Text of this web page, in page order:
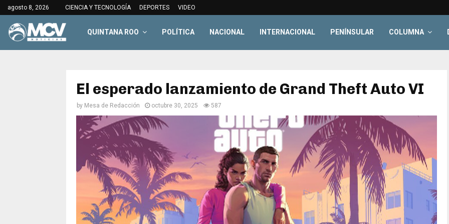
agosto 8, 2026 CIENCIA Y TECNOLOGÍA DEPORTES VIDEO
QUINTANA ROO POLÍTICA NACIONAL INTERNACIONAL PENÍNSULAR COLUMNA
El esperado lanzamiento de Grand Theft Auto VI
by Mesa de Redacción octubre 30, 2025 587